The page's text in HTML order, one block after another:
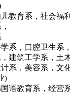
育系，社会福利
，口腔卫生系
筑工学系，土
，美容系，文
)
教育系，经营系